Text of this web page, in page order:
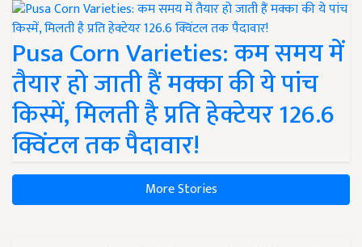
Pusa Corn Varieties: कम समय में
तैयार हो जाती हैं मक्का की ये पांच
किस्में, मिलती है प्रति हेक्टेयर 126.6
क्विंटल तक पैदावार!
More Stories